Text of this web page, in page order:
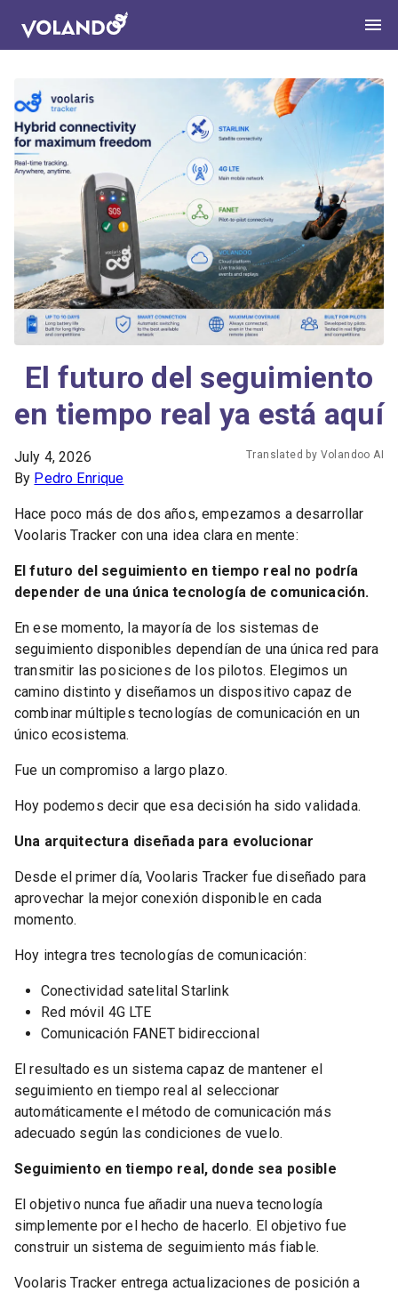
El futuro del seguimiento
en tiempo real ya está aquí
July 4, 2026
By Pedro Enrique
Translated by Volandoo AI
Hace poco más de dos años, empezamos a desarrollar
Voolaris Tracker con una idea clara en mente:
El futuro del seguimiento en tiempo real no podría
depender de una única tecnología de comunicación.
En ese momento, la mayoría de los sistemas de
seguimiento disponibles dependían de una única red para
transmitir las posiciones de los pilotos. Elegimos un
camino distinto y diseñamos un dispositivo capaz de
combinar múltiples tecnologías de comunicación en un
único ecosistema.
Fue un compromiso a largo plazo.
Hoy podemos decir que esa decisión ha sido validada.
Una arquitectura diseñada para evolucionar
Desde el primer día, Voolaris Tracker fue diseñado para
aprovechar la mejor conexión disponible en cada
momento.
Hoy integra tres tecnologías de comunicación:
Conectividad satelital Starlink
Red móvil 4G LTE
Comunicación FANET bidireccional
El resultado es un sistema capaz de mantener el
seguimiento en tiempo real al seleccionar
automáticamente el método de comunicación más
adecuado según las condiciones de vuelo.
Seguimiento en tiempo real, donde sea posible
El objetivo nunca fue añadir una nueva tecnología
simplemente por el hecho de hacerlo. El objetivo fue
construir un sistema de seguimiento más fiable.
Voolaris Tracker entrega actualizaciones de posición a